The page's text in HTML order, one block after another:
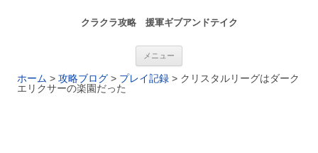
クラクラ攻略 援軍ギブアンドテイク
メニュー
ホーム > 攻略ブログ > プレイ記録 > クリスタルリーグはダーク
エリクサーの楽園だった